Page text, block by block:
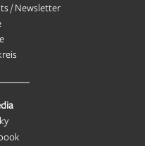
/ Newsletter